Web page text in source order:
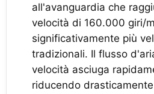
all'avanguardia che
velocità di 160.000 giri/
significativamente più
tradizionali. Il flusso
velocità asciuga
riducendo